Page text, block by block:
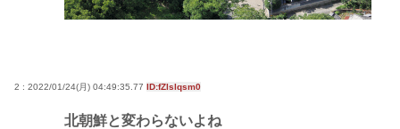
2 : 2022/01/24(月) 04:49:35.77 ID:fZlslqsm0
北朝鮮と変わらないよね